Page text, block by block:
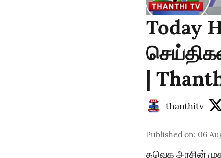
Today
|
thanthitv
Published on: 06
தவெக அரசின்